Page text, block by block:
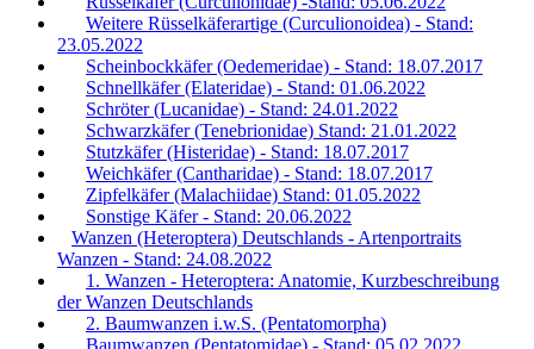
Weitere Rüsselkäferartige (Curculionoidea) - Stand:
23.05.2022
Scheinbockkäfer (Oedemeridae) - Stand: 18.07.2017
Schnellkäfer (Elateridae) - Stand: 01.06.2022
Schröter (Lucanidae) - Stand: 24.01.2022
Schwarzkäfer (Tenebrionidae) Stand: 21.01.2022
Stutzkäfer (Histeridae) - Stand: 18.07.2017
Weichkäfer (Cantharidae) - Stand: 18.07.2017
Zipfelkäfer (Malachiidae) Stand: 01.05.2022
Sonstige Käfer - Stand: 20.06.2022
Wanzen (Heteroptera) Deutschlands - Artenportraits
Wanzen - Stand: 24.08.2022
1. Wanzen - Heteroptera: Anatomie, Kurzbeschreibung
der Wanzen Deutschlands
2. Baumwanzen i.w.S. (Pentatomorpha)
Baumwanzen (Pentatomidae) - Stand: 05.02.2022